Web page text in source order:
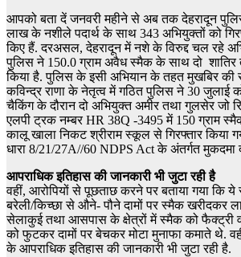
आपको बता दें जनवरी महीने से अब तक देहरादून
लाख के नशीले पदार्थ के साथ 343 अभियुक्तों को
किए हैं. दरअसल, देहरादून में नशे के विरुद्द चल रहे
पुलिस ने 150.0 ग्राम अवैध स्मैक के साथ दो शातिर
किया है. पुलिस के इसी अभियान के तहत मुखबिर
कविन्द्र राणा के नेतृत्व में गठित पुलिस ने 30 जुलाई
चैकिंग के दौरान दो अभियुक्त अमीर तथा गुलसेर जो
एलपी ट्रक नम्बर HR 38Q -3495 में 150 ग्राम
कालू खाला निकट श्रीराम स्कूल से गिरफ्तार किया
धारा 8/21/27A//60 NDPS Act के अंतर्गत मुकदमा
आपराधिक इतिहास की जानकारी भी जुटा रही है
वहीं, आरोपियों से पूछताछ करने पर बताया गया कि ये
बरेली/किच्छा से औने- पौने दामों पर स्मैक खरीदकर
सेलाकुई तथा आसपास के क्षेत्रों में स्मैक को फैक्ट्री
को फुटकर दामों पर बेचकर मोटा मुनाफा कमाते थे.
के आपराधिक इतिहास की जानकारी भी जुटा रही है.